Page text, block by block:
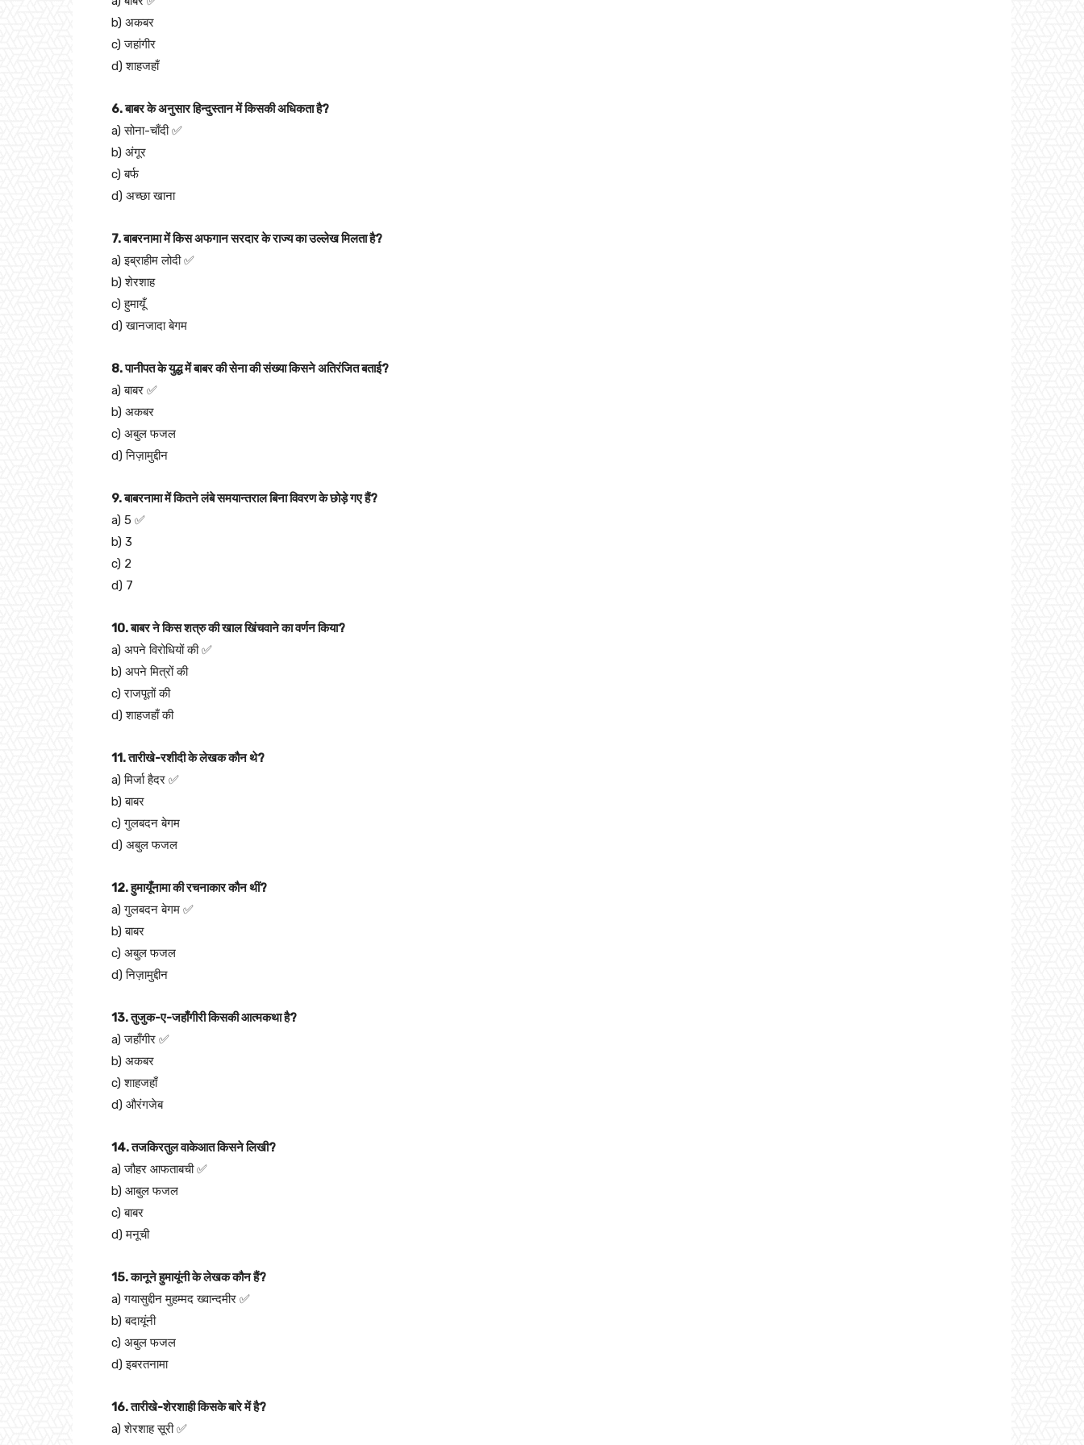
b) अकबर
c) जहांगीर
d) शाहजहाँ
6. बाबर के अनुसार हिन्दुस्तान में किसकी अधिकता है?
a) सोना-चाँदी ✅
b) अंगूर
c) बर्फ
d) अच्छा खाना
7. बाबरनामा में किस अफगान सरदार के राज्य का उल्लेख मिलता है?
a) इब्राहीम लोदी ✅
b) शेरशाह
c) हुमायूँ
d) खानजादा बेगम
8. पानीपत के युद्ध में बाबर की सेना की संख्या किसने अतिरंजित बताई?
a) बाबर ✅
b) अकबर
c) अबुल फजल
d) निज़ामुद्दीन
9. बाबरनामा में कितने लंबे समयान्तराल बिना विवरण के छोड़े गए हैं?
a) 5 ✅
b) 3
c) 2
d) 7
10. बाबर ने किस शत्रु की खाल खिंचवाने का वर्णन किया?
a) अपने विरोधियों की ✅
b) अपने मित्रों की
c) राजपूतों की
d) शाहजहाँ की
11. तारीखे-रशीदी के लेखक कौन थे?
a) मिर्जा हैदर ✅
b) बाबर
c) गुलबदन बेगम
d) अबुल फजल
12. हुमायूँनामा की रचनाकार कौन थीं?
a) गुलबदन बेगम ✅
b) बाबर
c) अबुल फजल
d) निज़ामुद्दीन
13. तुजुक-ए-जहाँगीरी किसकी आत्मकथा है?
a) जहाँगीर ✅
b) अकबर
c) शाहजहाँ
d) औरंगजेब
14. तजकिरतुल वाकेआत किसने लिखी?
a) जौहर आफताबची ✅
b) आबुल फजल
c) बाबर
d) मनूची
15. कानूने हुमायूंनी के लेखक कौन हैं?
a) गयासुद्दीन मुहम्मद ख्वान्दमीर ✅
b) बदायूंनी
c) अबुल फजल
d) इबरतनामा
16. तारीखे-शेरशाही किसके बारे में है?
a) शेरशाह सूरी ✅